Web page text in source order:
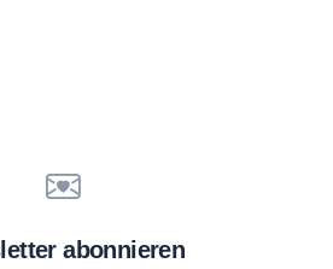
abonnieren